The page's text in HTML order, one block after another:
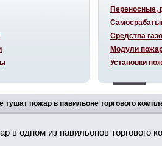
тушат пожар в павильоне торгового
в одном из павильонов торгового
Переносные,
Средства
Модули
Установки